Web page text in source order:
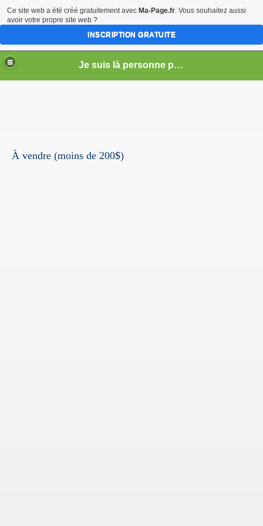
Je suis là personne pour la vente (vente - achat - échange) - Service de Tonte de Pelouse - Déneigement (Longueuil)
À vendre (moins de 200$)
Ce site web a été créé gratuitement avec Ma-Page.fr. Vous souhaitez aussi
avoir votre propre site web ?
INSCRIPTION GRATUITE